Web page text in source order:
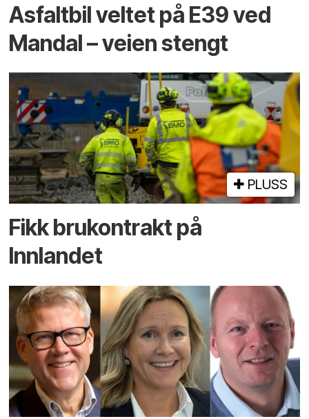
Asfaltbil veltet på E39 ved
Mandal – veien stengt
PLUSS
Fikk brukontrakt på
Innlandet